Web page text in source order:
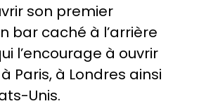
son premier
bar caché à l’arrière
l’encourage à ouvrir
Paris, à Londres ainsi
Unis.